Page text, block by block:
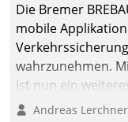
Die Bremer
mobile
wahrzunehmen.
ist nun ein
Einsatz.
Andreas Lerchner